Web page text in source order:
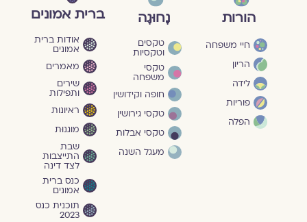
הורות
חיי משפחה
הריון
לידה
פוריות
הפלה
נָחוּגָה
טקסים
וטקסיות
טקסי
משפחה
חופה וקידושין
טקסי גירושין
טקסי אבלות
מעגל השנה
ברית אמונים
אודות ברית
אמונים
מאמרים
שירים
ותפילות
ראיונות
מוגנוּת
שבת
התייצבות
לצד דינה
כנס ברית
אמונים
תוכנית כנס
2023